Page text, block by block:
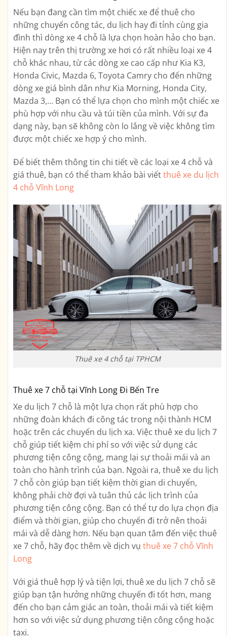
Nếu bạn đang cần tìm một chiếc xe để thuê cho
những chuyến công tác, du lịch hay đi tỉnh cùng gia
đình thì dòng xe 4 chỗ là lựa chọn hoàn hảo cho bạn.
Hiện nay trên thị trường xe hơi có rất nhiều loại xe 4
chỗ khác nhau, từ các dòng xe cao cấp như Kia K3,
Honda Civic, Mazda 6, Toyota Camry cho đến những
dòng xe giá bình dân như Kia Morning, Honda City,
Mazda 3,… Bạn có thể lựa chọn cho mình một chiếc xe
phù hợp với nhu cầu và túi tiền của mình. Với sự đa
dạng này, bạn sẽ không còn lo lắng về việc không tìm
được một chiếc xe hợp ý cho mình.
Để biết thêm thông tin chi tiết về các loại xe 4 chỗ và
giá thuê, bạn có thể tham khảo bài viếtthuê xe du lịch
4 chỗ Vĩnh Long
Thuê xe 4 chỗ tại TPHCM
Thuê xe 7 chỗ tại Vĩnh Long Đi Bến Tre
Xe du lịch 7 chỗ là một lựa chọn rất phù hợp cho
những đoàn khách đi công tác trong nội thành HCM
hoặc trên các chuyến du lịch xa. Việc thuê xe du lịch 7
chỗ giúp tiết kiệm chi phí so với việc sử dụng các
phương tiện công cộng, mang lại sự thoải mái và an
toàn cho hành trình của bạn. Ngoài ra, thuê xe du lịch
7 chỗ còn giúp bạn tiết kiệm thời gian di chuyển,
không phải chờ đợi và tuân thủ các lịch trình của
phương tiện công cộng. Bạn có thể tự do lựa chọn địa
điểm và thời gian, giúp cho chuyến đi trở nên thoải
mái và dễ dàng hơn. Nếu bạn quan tâm đến việc thuê
xe 7 chỗ, hãy đọc thêm về dịch vụ thuê xe 7 chỗ Vĩnh
Long
Với giá thuê hợp lý và tiện lợi, thuê xe du lịch 7 chỗ sẽ
giúp bạn tận hưởng những chuyến đi tốt hơn, mang
đến cho bạn cảm giác an toàn, thoải mái và tiết kiệm
hơn so với việc sử dụng phương tiện công cộng hoặc
taxi.